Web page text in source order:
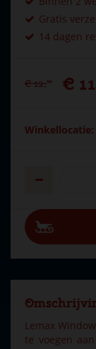
Gratis
14 dagen
€ 12,99 € 11
Winkellocatie:
Lemax
te voegen